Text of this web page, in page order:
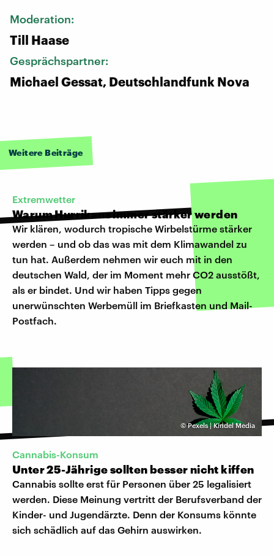
Moderation:
Till Haase
Gesprächspartner:
Michael Gessat, Deutschlandfunk Nova
Weitere Beiträge
Extremwetter
Warum Hurrikans immer stärker werden
Wir klären, wodurch tropische Wirbelstürme stärker
werden – und ob das was mit dem Klimawandel zu
tun hat. Außerdem nehmen wir euch mit in den
deutschen Wald, der im Moment mehr CO2 ausstößt,
als er bindet. Und wir haben Tipps gegen
unerwünschten Werbemüll im Briefkasten und Mail-
Postfach.
©Pexels | Kindel Media
Cannabis-Konsum
Unter 25-Jährige sollten besser nicht kiffen
Cannabis sollte erst für Personen über 25 legalisiert
werden. Diese Meinung vertritt der Berufsverband der
Kinder- und Jugendärzte. Denn der Konsums könnte
sich schädlich auf das Gehirn auswirken.